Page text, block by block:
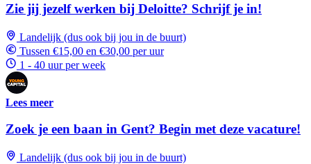
Zie jij jezelf werken bij Deloitte? Schrijf je in!
Landelijk (dus ook bij jou in de buurt)
Tussen €15,00 en €30,00 per uur
1 - 40 uur per week
Lees meer
Zoek je een baan in Gent? Begin met deze vacature!
Landelijk (dus ook bij jou in de buurt)